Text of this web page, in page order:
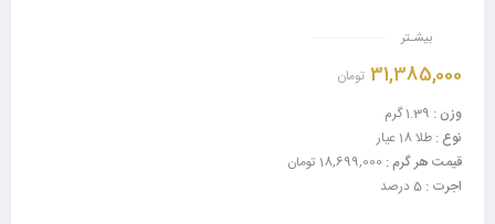
بیشـتر
31,385,000 تومان
وزن :
نوع : طلا 18 عیار
قیمت هر گرم :
اجرت :